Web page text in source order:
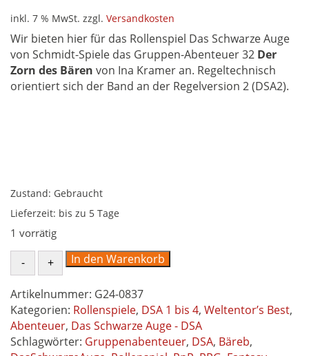
inkl. 7 % MwSt. zzgl. Versandkosten
Wir bieten hier für das Rollenspiel Das Schwarze Auge
von Schmidt-Spiele das Gruppen-Abenteuer 32 Der
Zorn des Bären von Ina Kramer an. Regeltechnisch
orientiert sich der Band an der Regelversion 2 (DSA2).
Zustand: Gebraucht
Lieferzeit: bis zu 5 Tage
1 vorrätig
Zorn
des
Bären
Abenteuer
032
Gruppenabenteuer
In den Warenkorb
Artikelnummer: G24-0837
Kategorien: Rollenspiele, DSA 1 bis 4, Weltentor’s Best,
Abenteuer, Das Schwarze Auge - DSA
Schlagwörter: Gruppenabenteuer, DSA, Bäreb,